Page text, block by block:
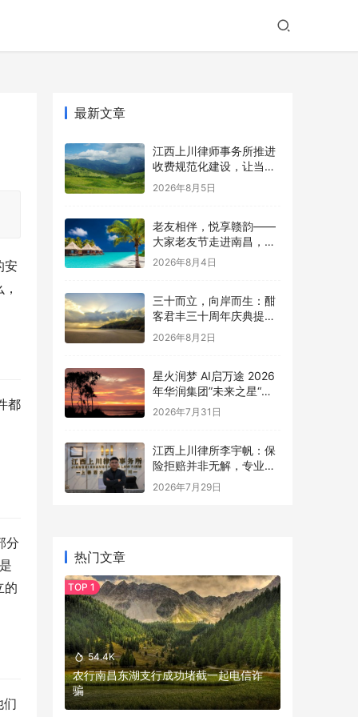
安
都
分
的
们
最新文章
江西上川律师事务所推进
收费规范化建设，让当事
人明明白白委托
2026年8月5日
老友相伴，悦享赣韵——
大家老友节走进南昌，医
养融合点亮城心生活
2026年8月4日
三十而立，向岸而生：酣
客君丰三十周年庆典提出
“集体突围”新范式
2026年8月2日
星火润梦 AI启万途 2026
年华润集团”未来之星“训
练营华东四营（万家营）
正式开营
2026年7月31日
江西上川律所李宇帆：保
险拒赔并非无解，专业服
务助你清晰维权
2026年7月29日
热门文章
54.4K
农行南昌东湖支行成功堵截一起电信诈
骗